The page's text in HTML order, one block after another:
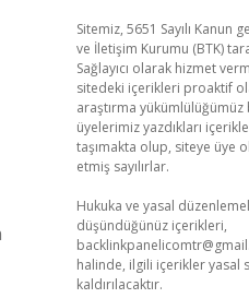
Sitemiz, 5651 Sayılı Kanun
ve İletişim Kurumu (BTK)
Sağlayıcı olarak hizmet
sitedeki içerikleri proaktif
araştırma
üyelerimiz yazdıkları
taşımakta olup, siteye üye
etmiş sayılırlar.
Hukuka ve yasal
düşündüğünüz içerikleri,
halinde, ilgili içerikler yasal
kaldırılacaktır.